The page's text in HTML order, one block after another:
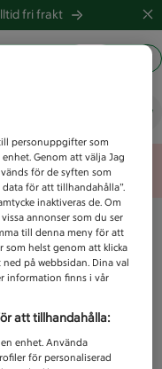
fri frakt
personuppgifter som
Genom att välja Jag
för de syften som
för att tillhandahålla”.
inaktiveras de. Om
annonser som du ser
till denna meny för att
som helst genom att klicka
på webbsidan. Dina val
information finns i vår
att tillhandahålla:
enhet. Använda
för personaliserad